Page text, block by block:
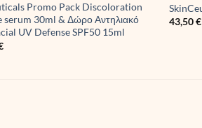
Promo Pack Discoloration
serum 30ml & Δώρο Αντηλιακό
UV Defense SPF50 15ml
43,50€